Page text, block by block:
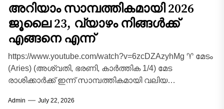
അറിയാം സാമ്പത്തികമായി 2026
ജൂലൈ 23, വ്യാഴം നിങ്ങൾക്ക്
എങ്ങനെ എന്ന്
https://www.youtube.com/watch?v=6zcDZAzyhMg ♈ മേടം
(Aries) (അശ്വതി, ഭരണി, കാർത്തിക 1/4) മേട
രാശിക്കാർക്ക് ഇന്ന് സാമ്പത്തികമായി വലിയ
നിക്ഷേപങ്ങളിൽ നിന്നോ കുടിശ്ശികയായി...
Admin July 22, 2026